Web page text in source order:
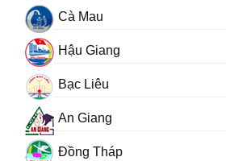
Cà Mau
Hậu Giang
Bạc Liêu
An Giang
Đồng Tháp